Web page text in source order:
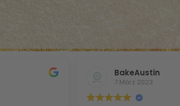
BakeAustin
7 März 2023